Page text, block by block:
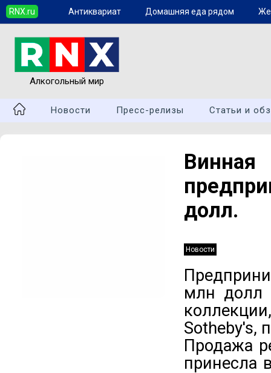
RNX.ru Антиквариат Домашняя еда рядом
Алкогольный мир
Новости Пресс-релизы Статьи и
долл.
Новости
млн долл
Sotheby's,
Продажа
принесла